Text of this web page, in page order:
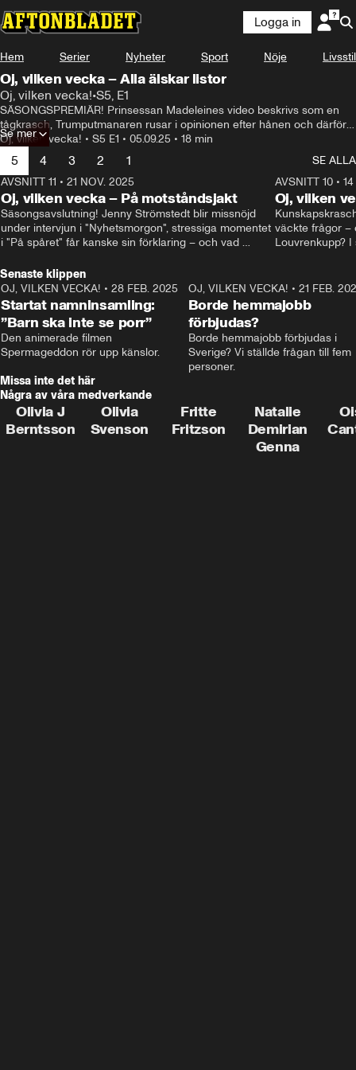
Logga in
Hem Serier Nyheter Sport Nöje Livsstil
Oj, vilken vecka – Alla älskar listor
Oj, vilken vecka!•S5, E1
SÄSONGSPREMIÄR! Prinsessan Madeleines video beskrivs som en
tågkrasch, Trumputmanaren rusar i opinionen efter hånen och därför
har Magdalena Andersson börjat kopiera Jimmie Åkesson. I panelen:
Olivia Svenson och Oisín Cantwell.
Oj, vilken vecka! • S5 E1 • 05.09.25 • 18 min
Se mer
5 4 3 2 1
SE ALLA
AVSNITT 11 • 21 NOV. 2025
Oj, vilken vecka – På motståndsjakt
Säsongsavslutning! Jenny Strömstedt blir missnöjd
under intervjun i "Nyhetsmorgon", stressiga momentet
i "På spåret" får kanske sin förklaring – och vad
Cantwell och Karin Pettersson.
AVSNITT 10•
Oj, vilken
väckte frågor –
Louvrenkupp?
Senaste klippen
2:40
OJ, VILKEN VECKA! • 28 FEB. 2025
Startat namninsamling:
”Barn ska inte se porr”
Den animerade filmen
Spermageddon rör upp känslor.
OJ, VILKEN VECKA! • 21 FEB.
Borde hemmajobb
förbjudas?
Borde hemmajobb förbjudas i
Sverige? Vi ställde frågan till fem
personer.
Missa inte det här
Några av våra medverkande
Olivia J
Berntsson
Olivia
Svenson
Fritte
Fritzson
Natalie
Demirian
Genna